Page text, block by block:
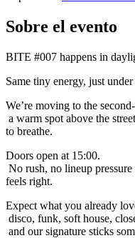
Sobre el evento
BITE #007 happens in
Same tiny energy, just under
We’re moving to the
a warm spot above the
to breathe.
Doors open at 15:00.
No rush, no lineup
feels right.
Expect what you already
disco, funk, soft house,
and our signature sticks